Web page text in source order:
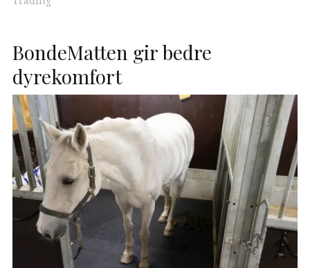
BondeMatten gir bedre
dyrekomfort